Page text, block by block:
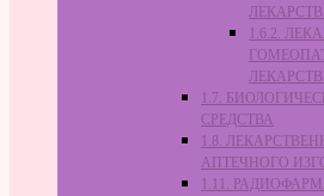
1.6.2.
1.7.
СРЕДСТВА
1.8.
АПТЕЧНОГО
1.11.